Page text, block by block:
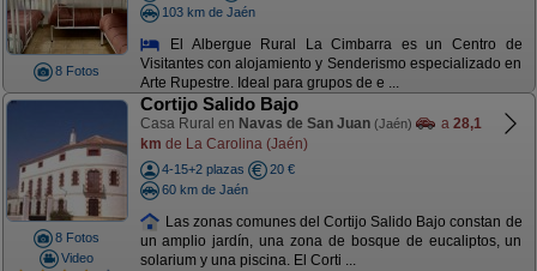
8 Fotos
103 km de Jaén
El Albergue Rural La Cimbarra es un Centro de
Visitantes con alojamiento y Senderismo especializado en
Arte Rupestre. Ideal para grupos de e ...
8 Fotos
Video
Cortijo Salido Bajo
Casa Rural en Navas de San Juan (Jaén) a 28,1
km de La Carolina (Jaén)
4-15+2 plazas
20 €
60 km de Jaén
Las zonas comunes del Cortijo Salido Bajo constan de
un amplio jardín, una zona de bosque de eucaliptos, un
solarium y una piscina. El Corti ...